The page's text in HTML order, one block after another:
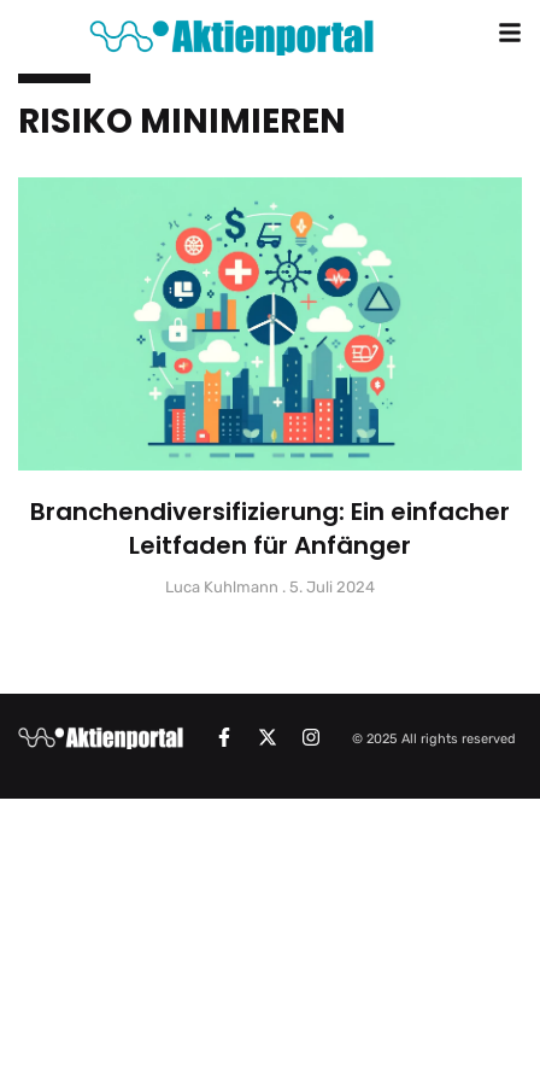
RISIKO MINIMIEREN
Branchendiversifizierung: Ein einfacher
Leitfaden für Anfänger
Luca Kuhlmann 5. Juli 2024
© 2025 All rights reserved